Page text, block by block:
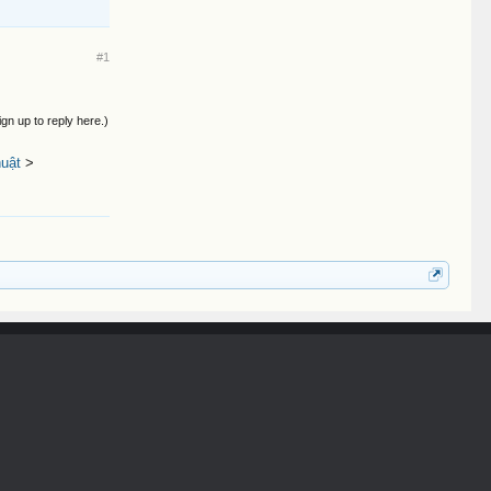
#1
up to reply here.)
>